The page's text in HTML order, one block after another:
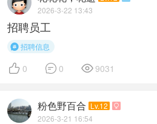
2026-3-22 13:43
招聘员工
招聘信息
 0  0 9031
粉色野百合 Lv.12 
2026-3-21 16:54